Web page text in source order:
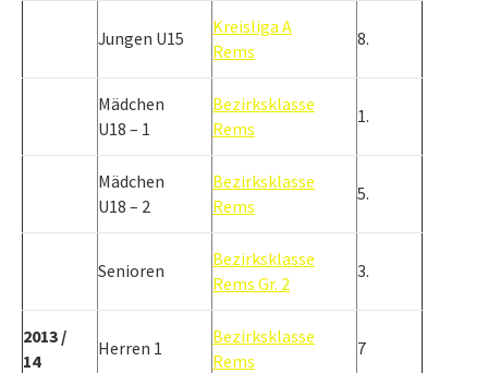
Jungen U15
Kreisliga A
Rems
8.
Mädchen
U18 – 1
Bezirksklasse
Rems
1.
Mädchen
U18 – 2
Bezirksklasse
Rems
5.
Senioren
Bezirksklasse
Rems Gr. 2
3.
2013 /
14
Herren 1
Bezirksklasse
Rems
7